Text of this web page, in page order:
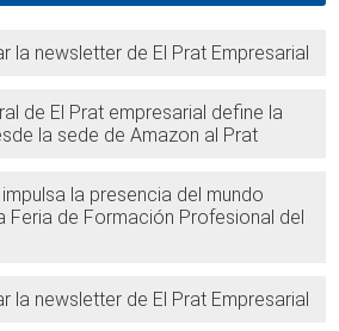
la newsletter de El Prat Empresarial
de El Prat empresarial define la
la sede de Amazon al Prat
la presencia del mundo
de Formación Profesional del
la newsletter de El Prat Empresarial